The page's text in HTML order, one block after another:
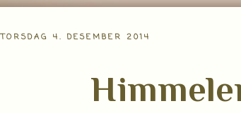
TORSDAG 4. DESEMBER 2014